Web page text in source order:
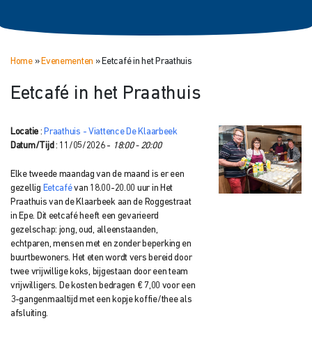
Home» Evenementen » Eetcafé in het Praathuis
Eetcafé in het Praathuis
Locatie : Praathuis - Viattence De Klaarbeek
Datum/Tijd : 11/05/2026 - 18:00 - 20:00
Elke tweede maandag van de maand is er een
gezellig Eetcafévan 18.00-20.00 uur in Het
Praathuis van de Klaarbeek aan de Roggestraat
in Epe. Dit eetcafé heeft een gevarieerd
gezelschap: jong, oud, alleenstaanden,
echtparen, mensen met en zonder beperking en
buurtbewoners. Het eten wordt vers bereid door
twee vrijwillige koks, bijgestaan door een team
vrijwilligers. De kosten bedragen € 7,00 voor een
3-gangenmaaltijd met een kopje koffie/thee als
afsluiting.